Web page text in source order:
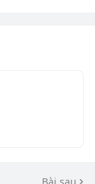
Bài sau